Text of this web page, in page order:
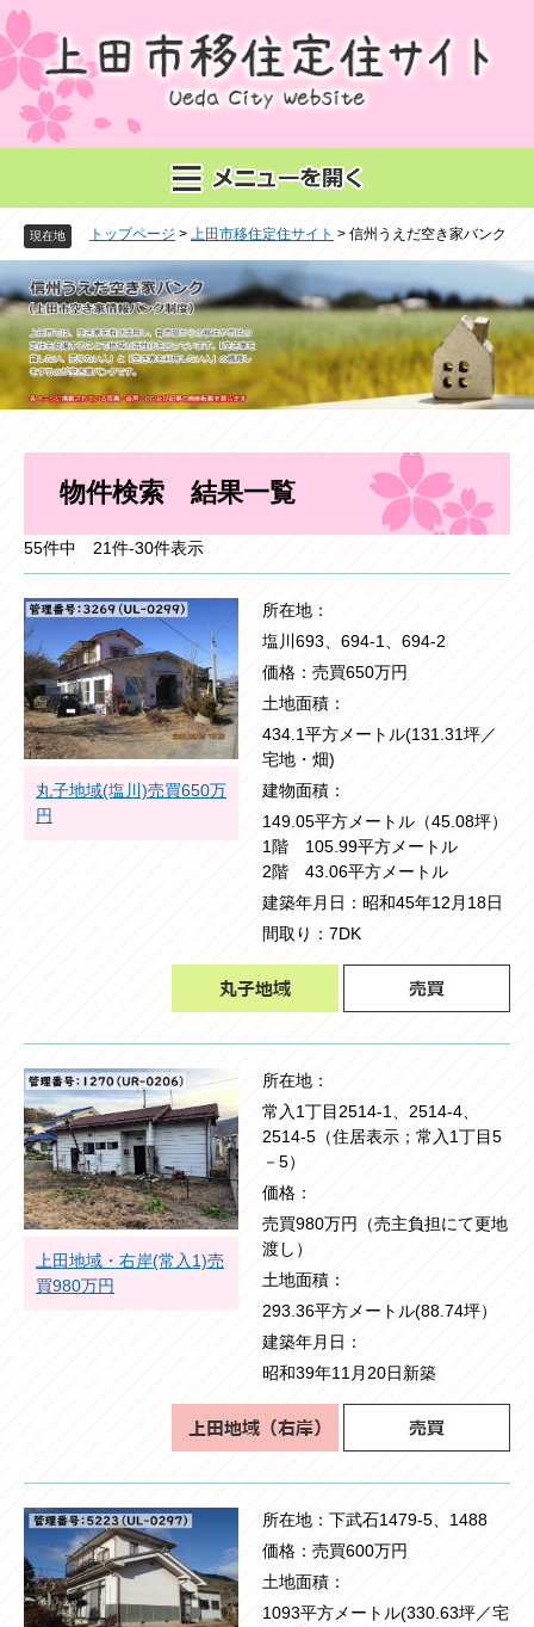
ペ
ー
ジ
の
。
メ
ニ
ュ
ー
て
文
へ
現在地 トップページ > 上田市移住定住サイト > 信州うえだ空き家バンク
物件検索 結果一覧
55件中 21件-30件表示
丸子地域(塩川)売買650万
円
所在地
塩川693、694-1、694-2
価格
売買650万円
土地面積
434.1平方メートル(131.31坪／
宅地・畑)
建物面積
149.05平方メートル（45.08坪）
1階 105.99平方メートル
2階 43.06平方メートル
建築年月日
昭和45年12月18日
間取り
7DK
上田地域・右岸(常入1)売
買980万円
所在地
常入1丁目2514-1、2514-4、
2514-5（住居表示；常入1丁目5
－5）
価格
売買980万円（売主負担にて更地
渡し）
土地面積
293.36平方メートル(88.74坪）
建築年月日
昭和39年11月20日新築
所在地
下武石1479-5、1488
価格
売買600万円
土地面積
1093平方メートル(330.63坪／宅